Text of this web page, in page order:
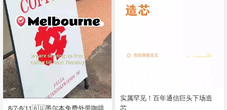
实属罕见！百年通信巨头下场造
芯
8/7-8/11🇦🇺墨尔本免费外带咖啡